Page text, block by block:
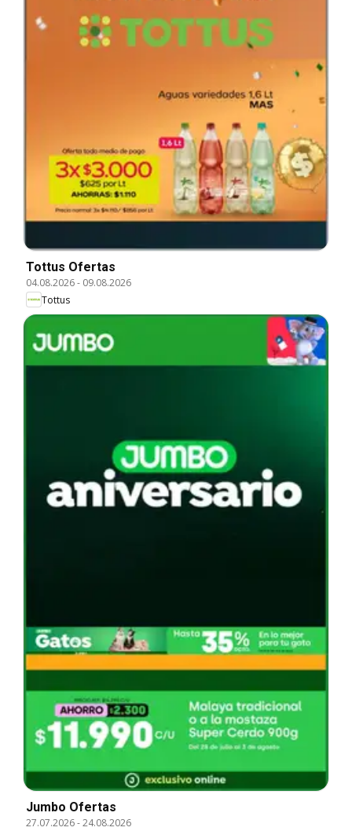
Tottus Ofertas
04.08.2026- 09.08.2026
Tottus
Jumbo Ofertas
27.07.2026-24.08.2026